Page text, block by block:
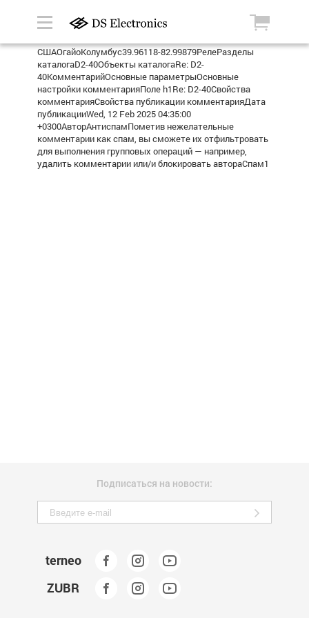
СШАОгайоКолумбус39.96118-82.99879РелеРазделы
каталогаD2-40Объекты каталогаRe: D2-
40КомментарийОсновные параметрыОсновные
настройки комментарияПоле h1Re: D2-40Свойства
комментарияСвойства публикации комментарияДата
публикацииWed, 12 Feb 2025 04:35:00
+0300АвторАнтиспамПометив нежелательные
комментарии как спам, вы сможете их отфильтровать
для выполнения групповых операций — например,
удалить комментарии или/и блокировать автораСпам1
Подписаться на новости:
terneo
ZUBR